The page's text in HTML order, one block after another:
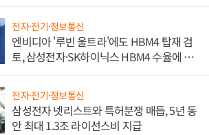
전자·전기·정보통신
엔비디아 '루빈 울트라'에도 HBM4 탑재 검
토, 삼성전자·SK하이닉스 HBM4 수율에 주
전자·전기·정보통신
삼성전자 넷리스트와 특허분쟁 매듭, 5년 동
안 최대 1.3조 라이선스비 지급